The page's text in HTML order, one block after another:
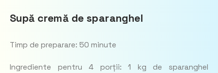
Supă cremă de sparanghel
Timp de preparare: 50 minute
Ingrediente pentru 4 porții: 1 kg de sparanghel